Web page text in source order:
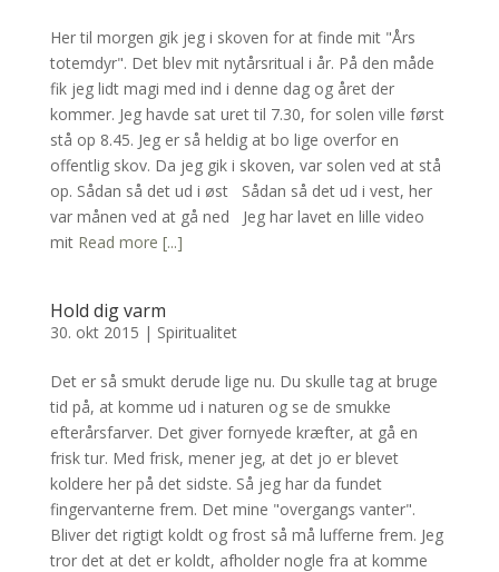
Her til morgen gik jeg i skoven for at finde mit "Års
totemdyr". Det blev mit nytårsritual i år. På den måde
fik jeg lidt magi med ind i denne dag og året der
kommer. Jeg havde sat uret til 7.30, for solen ville først
stå op 8.45. Jeg er så heldig at bo lige overfor en
offentlig skov. Da jeg gik i skoven, var solen ved at stå
op. Sådan så det ud i øst Sådan så det ud i vest, her
var månen ved at gå ned Jeg har lavet en lille video
mit Read more [...]
Hold dig varm
30. okt 2015 | Spiritualitet
Det er så smukt derude lige nu. Du skulle tag at bruge
tid på, at komme ud i naturen og se de smukke
efterårsfarver. Det giver fornyede kræfter, at gå en
frisk tur. Med frisk, mener jeg, at det jo er blevet
koldere her på det sidste. Så jeg har da fundet
fingervanterne frem. Det mine "overgangs vanter".
Bliver det rigtigt koldt og frost så må lufferne frem. Jeg
tror det at det er koldt, afholder nogle fra at komme